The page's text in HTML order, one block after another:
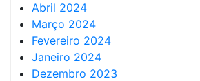
Abril 2024
Março 2024
Fevereiro 2024
Janeiro 2024
Dezembro 2023